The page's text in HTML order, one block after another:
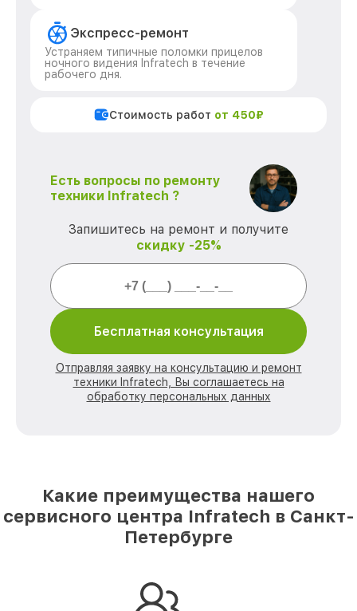
Экспресс-ремонт
Устраняем типичные поломки прицелов
ночного видения Infratech в течение
рабочего дня.
Стоимость работ от 450₽
Есть вопросы по ремонту
техники Infratech ?
Запишитесь на ремонт и получите
скидку -25%
Бесплатная консультация
Отправляя заявку на консультацию и ремонт
техники Infratech, Вы соглашаетесь на
обработку персональных данных
Какие преимущества нашего
сервисного центра Infratech в Санкт-
Петербурге